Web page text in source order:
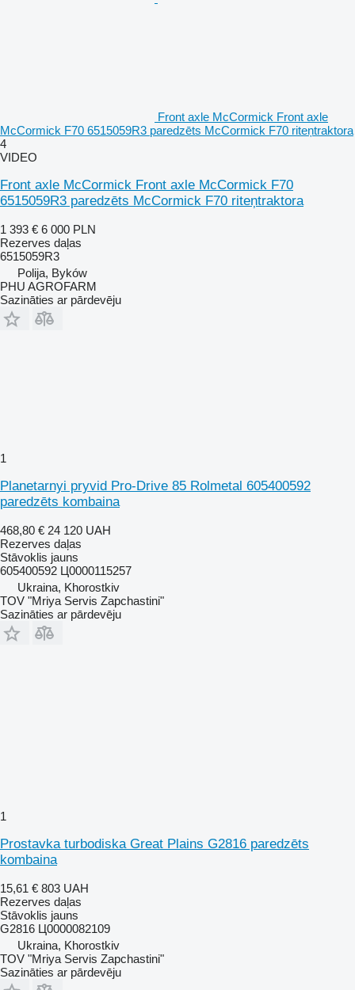
Front axle McCormick Front axle
McCormick F70 6515059R3 paredzēts McCormick F70 riteņtraktora
4
VIDEO
Front axle McCormick Front axle McCormick F70
6515059R3 paredzēts McCormick F70 riteņtraktora
1 393 € 6 000 PLN
Rezerves daļas
6515059R3
Polija, Byków
PHU AGROFARM
Sazināties ar pārdevēju
1
Planetarnyi pryvid Pro-Drive 85 Rolmetal 605400592
paredzēts kombaina
468,80 € 24 120 UAH
Rezerves daļas
Stāvoklis jauns
605400592 Ц0000115257
Ukraina, Khorostkiv
TOV "Mriya Servis Zapchastini"
Sazināties ar pārdevēju
1
Prostavka turbodiska Great Plains G2816 paredzēts
kombaina
15,61 € 803 UAH
Rezerves daļas
Stāvoklis jauns
G2816 Ц0000082109
Ukraina, Khorostkiv
TOV "Mriya Servis Zapchastini"
Sazināties ar pārdevēju